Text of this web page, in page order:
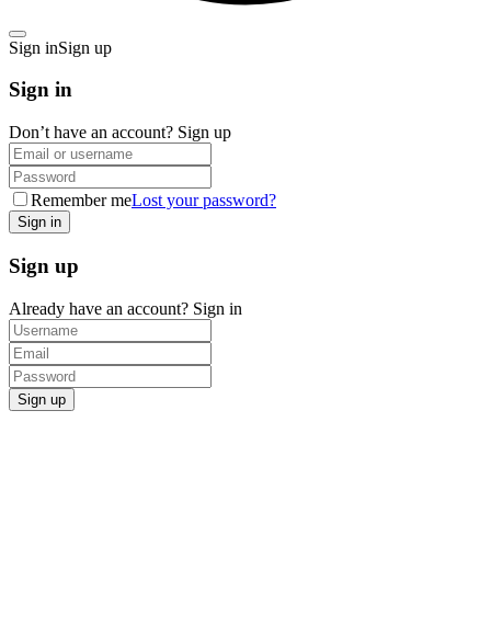
Sign inSign up
Sign in
Don’t have an account? Sign up
Remember meLost your password?
Sign up
Already have an account? Sign in